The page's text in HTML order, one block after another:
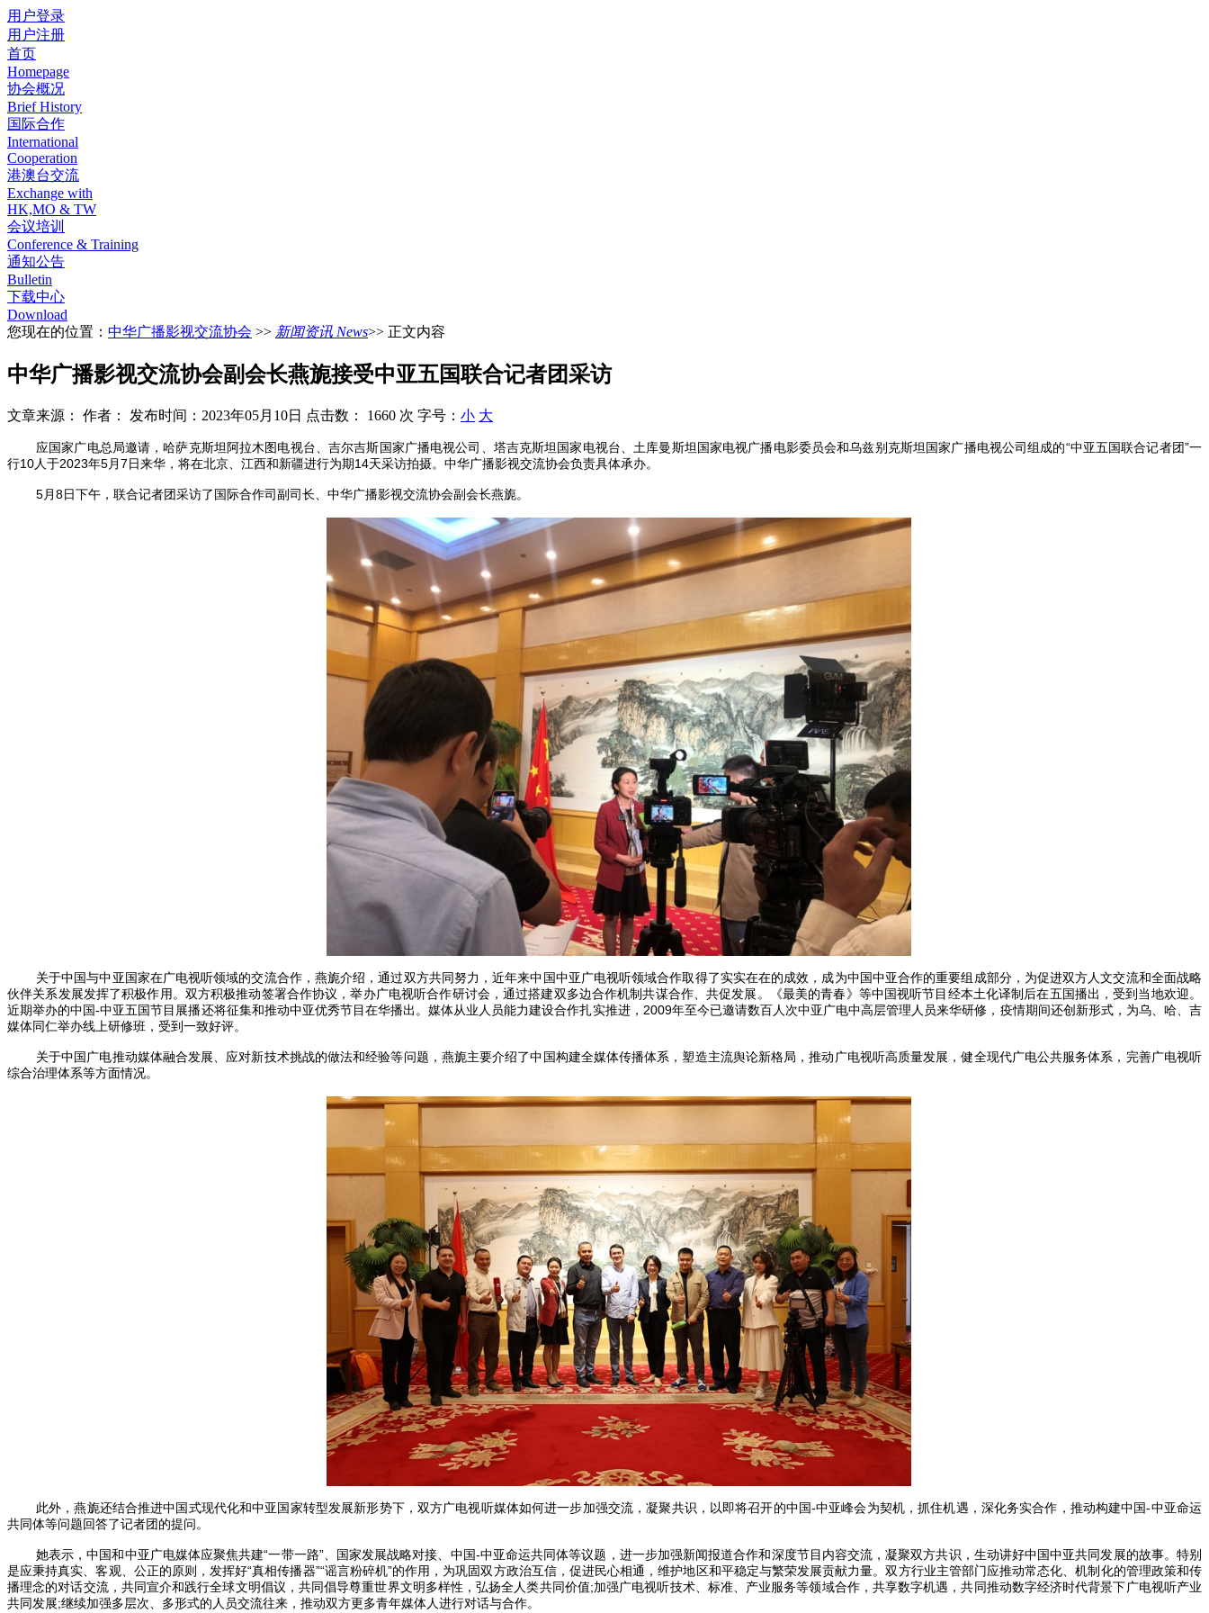
用户登录
用户注册
首页
Homepage
协会概况
Brief History
国际合作
International
Cooperation
港澳台交流
Exchange with
HK,MO & TW
会议培训
Conference & Training
通知公告
Bulletin
下载中心
Download
您现在的位置： 中华广播影视交流协会 >> 新闻资讯 News>> 正文内容
中华广播影视交流协会副会长燕旎接受中亚五国联合记者团采访
文章来源： 作者： 发布时间：2023年05月10日 点击数： 1660 次 字号： 小 大
应国家广电总局邀请，哈萨克斯坦阿拉木图电视台、吉尔吉斯国家广播电视公司、塔吉克斯坦国家电视台、土库曼斯坦国家电视广播电影委员会和乌兹别克斯坦国家广播电视公司组成的“中亚五国联合记者团”一
行10人于2023年5月7日来华，将在北京、江西和新疆进行为期14天采访拍摄。中华广播影视交流协会负责具体承办。
5月8日下午，联合记者团采访了国际合作司副司长、中华广播影视交流协会副会长燕旎。
关于中国与中亚国家在广电视听领域的交流合作，燕旎介绍，通过双方共同努力，近年来中国中亚广电视听领域合作取得了实实在在的成效，成为中国中亚合作的重要组成部分，为促进双方人文交流和全面战略
伙伴关系发展发挥了积极作用。双方积极推动签署合作协议，举办广电视听合作研讨会，通过搭建双多边合作机制共谋合作、共促发展。《最美的青春》等中国视听节目经本土化译制后在五国播出，受到当地欢迎。
近期举办的中国-中亚五国节目展播还将征集和推动中亚优秀节目在华播出。媒体从业人员能力建设合作扎实推进，2009年至今已邀请数百人次中亚广电中高层管理人员来华研修，疫情期间还创新形式，为乌、哈、吉
媒体同仁举办线上研修班，受到一致好评。
关于中国广电推动媒体融合发展、应对新技术挑战的做法和经验等问题，燕旎主要介绍了中国构建全媒体传播体系，塑造主流舆论新格局，推动广电视听高质量发展，健全现代广电公共服务体系，完善广电视听
综合治理体系等方面情况。
此外，燕旎还结合推进中国式现代化和中亚国家转型发展新形势下，双方广电视听媒体如何进一步加强交流，凝聚共识，以即将召开的中国-中亚峰会为契机，抓住机遇，深化务实合作，推动构建中国-中亚命运
共同体等问题回答了记者团的提问。
她表示，中国和中亚广电媒体应聚焦共建“一带一路”、国家发展战略对接、中国-中亚命运共同体等议题，进一步加强新闻报道合作和深度节目内容交流，凝聚双方共识，生动讲好中国中亚共同发展的故事。特别
是应秉持真实、客观、公正的原则，发挥好“真相传播器”“谣言粉碎机”的作用，为巩固双方政治互信，促进民心相通，维护地区和平稳定与繁荣发展贡献力量。双方行业主管部门应推动常态化、机制化的管理政策和传
播理念的对话交流，共同宣介和践行全球文明倡议，共同倡导尊重世界文明多样性，弘扬全人类共同价值;加强广电视听技术、标准、产业服务等领域合作，共享数字机遇，共同推动数字经济时代背景下广电视听产业
共同发展;继续加强多层次、多形式的人员交流往来，推动双方更多青年媒体人进行对话与合作。